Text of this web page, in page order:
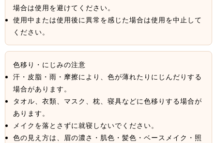
場合は使用を避けてください。
使用中または使用後に異常を感じた場合は使用を中止して
ください。
色移り・にじみの注意
汗・皮脂・雨・摩擦により、色が薄れたりにじんだりする
場合があります。
タオル、衣類、マスク、枕、寝具などに色移りする場合が
あります。
メイクを落とさずに就寝しないでください。
色の見え方は、眉の濃さ・肌色・髪色・ベースメイク・照